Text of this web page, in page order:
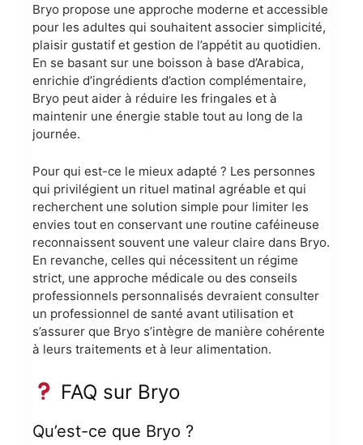
Bryo propose une approche moderne et accessible
pour les adultes qui souhaitent associer simplicité,
plaisir gustatif et gestion de l’appétit au quotidien.
En se basant sur une boisson à base d’Arabica,
enrichie d’ingrédients d’action complémentaire,
Bryo peut aider à réduire les fringales et à
maintenir une énergie stable tout au long de la
journée.
Pour qui est-ce le mieux adapté ? Les personnes
qui privilégient un rituel matinal agréable et qui
recherchent une solution simple pour limiter les
envies tout en conservant une routine caféineuse
reconnaissent souvent une valeur claire dans Bryo.
En revanche, celles qui nécessitent un régime
strict, une approche médicale ou des conseils
professionnels personnalisés devraient consulter
un professionnel de santé avant utilisation et
s’assurer que Bryo s’intègre de manière cohérente
à leurs traitements et à leur alimentation.
FAQ sur Bryo
Qu’est-ce que Bryo ?